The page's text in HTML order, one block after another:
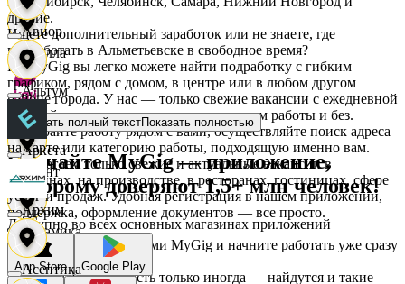
Ителла
kari
Квант
Керамика
Авиор
Альтум
Аркета
Архим
Асептика
другие.
Ищете дополнительный заработок или не знаете, где
подработать в Альметьевске в свободное время?
На MyGig вы легко можете найти подработку с гибким
графиком, рядом с домом, в центре или в любом другом
районе города. У нас — только свежие вакансии с ежедневной
оплатой для мужчин и женщин, с опытом работы и без.
Выбирайте работу рядом с вами, осуществляйте поиск адреса
на карте или категорию работы, подходящую именно вам.
Предлагаем только свежие и актуальные вакансии в
магазинах, на производстве, в ресторанах, гостиницах, сфере
услуг и продаж. Удобная регистрация в нашем приложении,
поддержка, оформление документов — все просто.
Воспользуйтесь услугами MyGig и начните работать уже сразу
после отклика.
А если нужна занятость только иногда — найдутся и такие
Показать полный текстПоказать полностью
Скачайте MyGig — приложение,
которому доверяют 1,5+ млн человек!
Доступно во всех основных магазинах приложений
App Store Google Play